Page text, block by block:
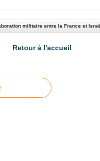
militaire entre la France et
Retour à l'accueil